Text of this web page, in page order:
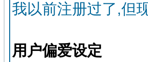
我以前注册过了,但
用户偏爱设定